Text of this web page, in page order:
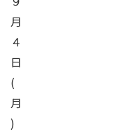
月
４
日
(
月
)